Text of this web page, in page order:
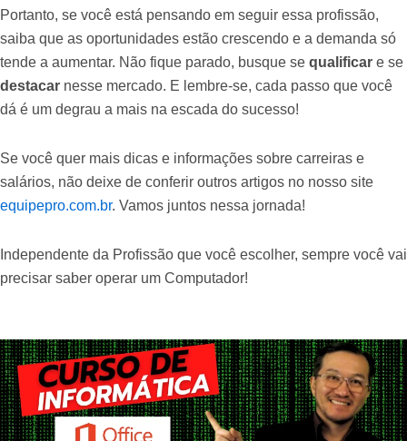
Portanto, se você está pensando em seguir essa profissão,
saiba que as oportunidades estão crescendo e a demanda só
tende a aumentar. Não fique parado, busque se qualificar e se
destacar nesse mercado. E lembre-se, cada passo que você
dá é um degrau a mais na escada do sucesso!
Se você quer mais dicas e informações sobre carreiras e
salários, não deixe de conferir outros artigos no nosso site
equipepro.com.br. Vamos juntos nessa jornada!
Independente da Profissão que você escolher, sempre você vai
precisar saber operar um Computador!